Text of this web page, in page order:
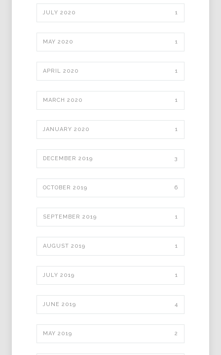
JULY 2020 1
MAY 2020 1
APRIL 2020 1
MARCH 2020 1
JANUARY 2020 1
DECEMBER 2019 3
OCTOBER 2019 6
SEPTEMBER 2019 1
AUGUST 2019 1
JULY 2019 1
JUNE 2019 4
MAY 2019 2